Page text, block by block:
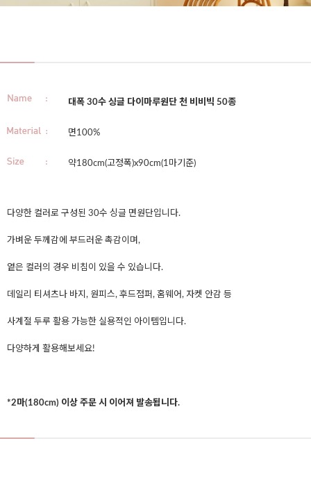
대폭 30수 싱글 다이마루원단 천 비비빅 50종
면100%
약180cm(고정폭)x90cm(1마기준)
다양한 컬러로 구성된 30수 싱글 면원단입니다.
가벼운 두께감에 부드러운 촉감이며,
옅은 컬러의 경우 비침이 있을 수 있습니다.
데일리 티셔츠나 바지, 원피스, 후드점퍼, 홈웨어, 자켓 안감 등
사계절 두루 활용 가능한 실용적인 아이템입니다.
다양하게 활용해보세요!
*2마(180cm) 이상 주문 시 이어져 발송됩니다.